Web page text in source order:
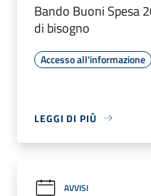
Bando Buoni Spesa
di bisogno
Accesso all'informazione
LEGGI DI PIÙ
AVVISI